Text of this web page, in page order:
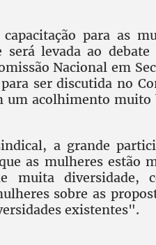
para as
levada ao debate
Nacional em
ser discutida no
um acolhimento
a grande
as mulheres estão
muita diversidade,
sobre as
existentes".